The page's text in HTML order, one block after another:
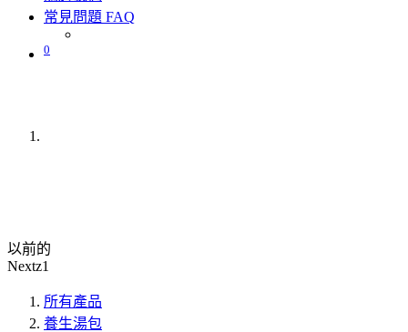
常見問題 FAQ
0
以前的
Nextz1
所有產品
養生湯包